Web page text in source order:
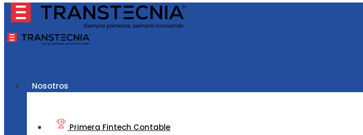
Nosotros
Primera Fintech Contable